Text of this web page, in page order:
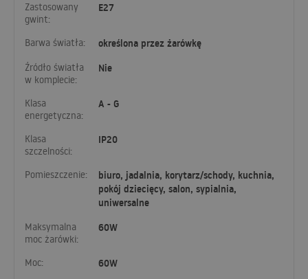
Zastosowany
gwint:
E27
Barwa światła: określona przez żarówkę
Źródło światła
w komplecie:
Nie
Klasa
energetyczna:
A - G
Klasa
szczelności:
IP20
Pomieszczenie:
biuro, jadalnia, korytarz/schody, kuchnia,
pokój dziecięcy, salon, sypialnia,
uniwersalne
Maksymalna
moc żarówki:
60W
Moc: 60W